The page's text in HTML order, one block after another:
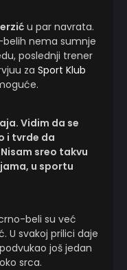
u par navrata.
nema sumnje
poslednji trener
za Sport Klub
Vidim da se
i tvrde da
sreo takvu
u sportu
beli su već
U svakoj prilici daje
još jedan
srca.